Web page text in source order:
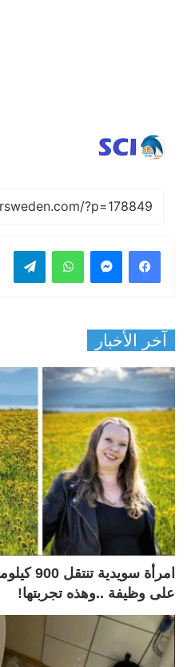
فيسبوك واتساب
آخر الأخبار
امرأة
على وظيفة ..وهذه تجربتها!